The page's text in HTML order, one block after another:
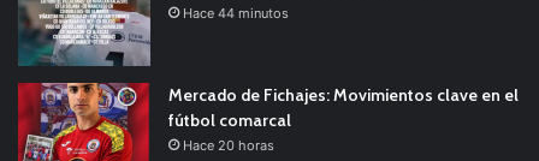
Hace 44 minutos
Mercado de Fichajes: Movimientos clave en el
fútbol comarcal
Hace 20 horas